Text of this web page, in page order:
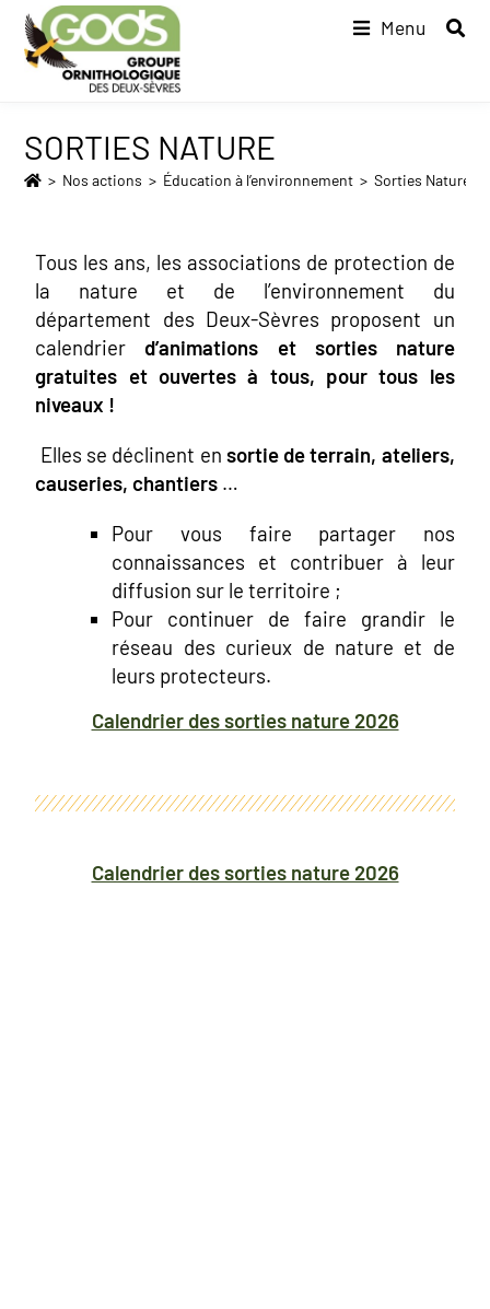
Menu
SORTIES NATURE
> Nos actions > Éducation à l’environnement > Sorties Nature
Tous les ans, les associations de protection de
la nature et de l’environnement du
département des Deux-Sèvres proposent un
calendrier d’animations et sorties nature
gratuites et ouvertes à tous, pour tous les
niveaux !
Elles se déclinent en sortie de terrain, ateliers,
causeries, chantiers …
Pour vous faire partager nos
connaissances et contribuer à leur
diffusion sur le territoire ;
Pour continuer de faire grandir le
réseau des curieux de nature et de
leurs protecteurs.
Calendrier des sorties nature 2026
Calendrier des sorties nature 2026